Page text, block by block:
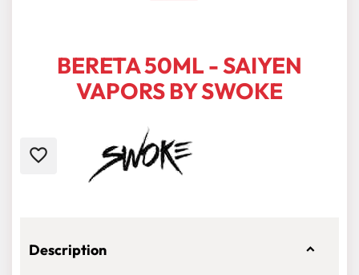
BERETA 50ML - SAIYEN
VAPORS BY SWOKE
favorite_border
Description